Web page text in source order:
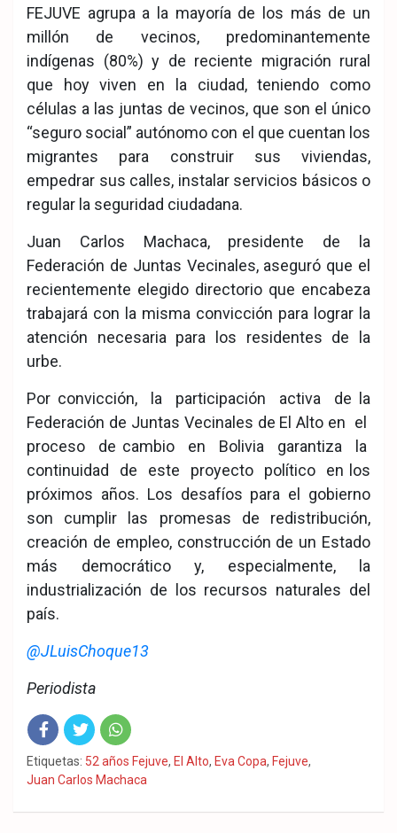
FEJUVE agrupa a la mayoría de los más de un
millón de vecinos, predominantemente
indígenas (80%) y de reciente migración rural
que hoy viven en la ciudad, teniendo como
células a las juntas de vecinos, que son el único
“seguro social” autónomo con el que cuentan los
migrantes para construir sus viviendas,
empedrar sus calles, instalar servicios básicos o
regular la seguridad ciudadana.
Juan Carlos Machaca, presidente de la
Federación de Juntas Vecinales, aseguró que el
recientemente elegido directorio que encabeza
trabajará con la misma convicción para lograr la
atención necesaria para los residentes de la
urbe.
Por convicción, la participación activa de la
Federación de Juntas Vecinales de El Alto en el
proceso de cambio en Bolivia garantiza la
continuidad de este proyecto político en los
próximos años. Los desafíos para el gobierno
son cumplir las promesas de redistribución,
creación de empleo, construcción de un Estado
más democrático y, especialmente, la
industrialización de los recursos naturales del
país.
@JLuisChoque13
Periodista
Fac Twit Wha
Etiquetas: 52 años Fejuve, El Alto, Eva Copa, Fejuve,
Juan Carlos Machaca